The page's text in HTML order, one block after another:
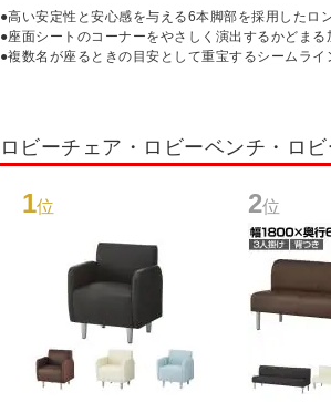
●高い安定性と安心感を与える6本脚部を採用したロ
●座面シートのコーナーをやさしく演出するかどまる
●複数名が座るときの目安として重宝するシームライ
ロビーチェア・ロビーベンチ・ロ
1位 2位